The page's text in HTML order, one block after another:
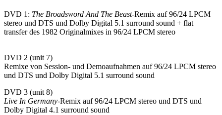
DVD 1: The Broadsword And The Beast-Remix auf 96/24 LPCM
stereo und DTS und Dolby Digital 5.1 surround sound + flat
transfer des 1982 Originalmixes in 96/24 LPCM stereo
DVD 2 (unit 7)
Remixe von Session- und Demoaufnahmen auf 96/24 LPCM stereo
und DTS und Dolby Digital 5.1 surround sound
DVD 3 (unit 8)
Live In Germany-Remix auf 96/24 LPCM stereo und DTS und
Dolby Digital 4.1 surround sound